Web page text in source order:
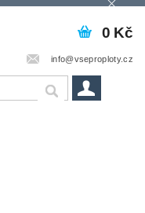
info@vseproploty.cz
0 Kč